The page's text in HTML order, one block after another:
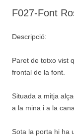
F027-Font
Descripció:
Paret de totxo vist
frontal de la font.
Situada a mitja
a la mina i a la
Sota la porta hi ha